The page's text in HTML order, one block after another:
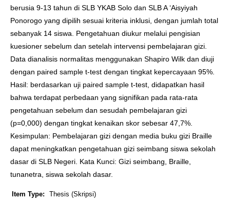
berusia 9-13 tahun di SLB YKAB Solo dan SLB A ‘Aisyiyah
Ponorogo yang dipilih sesuai kriteria inklusi, dengan jumlah total
sebanyak 14 siswa. Pengetahuan diukur melalui pengisian
kuesioner sebelum dan setelah intervensi pembelajaran gizi.
Data dianalisis normalitas menggunakan Shapiro Wilk dan diuji
dengan paired sample t-test dengan tingkat kepercayaan 95%.
Hasil: berdasarkan uji paired sample t-test, didapatkan hasil
bahwa terdapat perbedaan yang signifikan pada rata-rata
pengetahuan sebelum dan sesudah pembelajaran gizi
(p=0,000) dengan tingkat kenaikan skor sebesar 47,7%.
Kesimpulan: Pembelajaran gizi dengan media buku gizi Braille
dapat meningkatkan pengetahuan gizi seimbang siswa sekolah
dasar di SLB Negeri. Kata Kunci: Gizi seimbang, Braille,
tunanetra, siswa sekolah dasar.
Item Type: Thesis (Skripsi)